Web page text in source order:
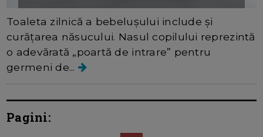
Toaleta zilnică a bebelușului include și
curățarea năsucului. Nasul copilului reprezintă
o adevărată „poartă de intrare” pentru
germeni de...
Pagini: